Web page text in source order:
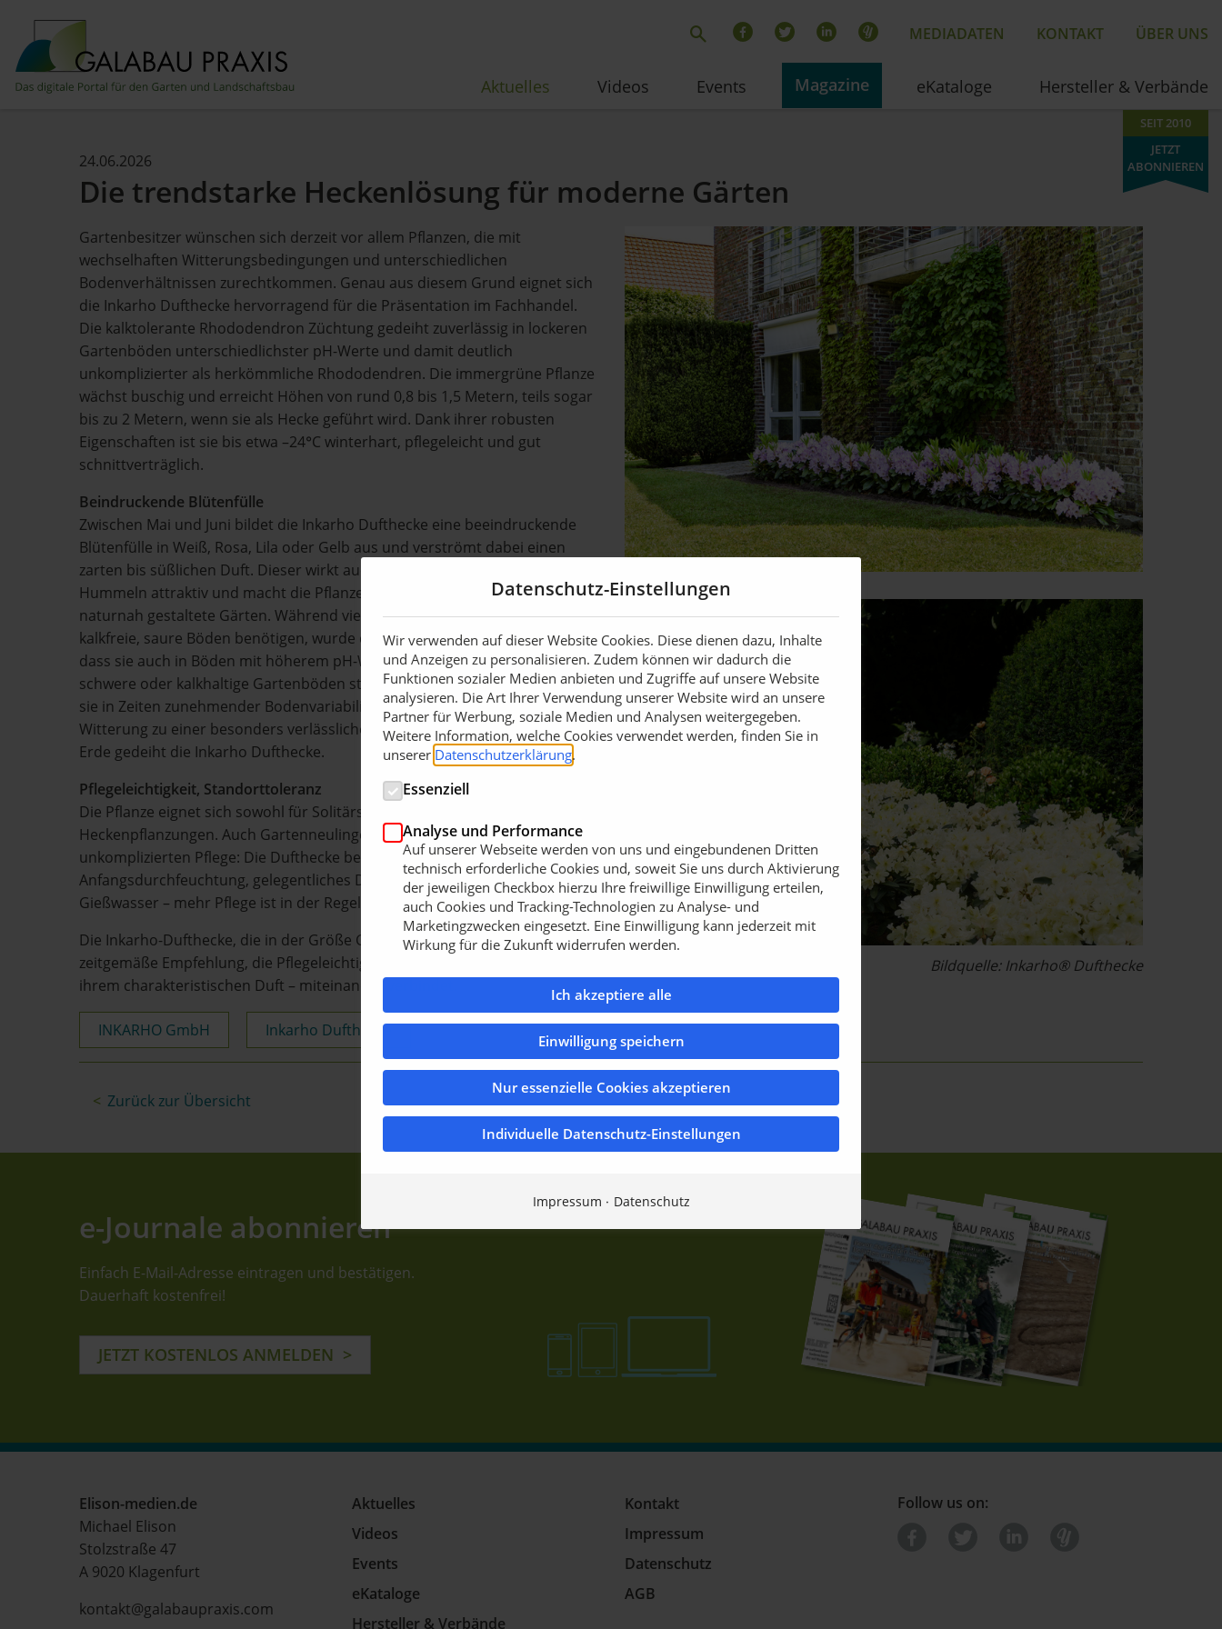
MEDIADATEN KONTAKT ÜBER UNS
Aktuelles Videos Events Magazine eKataloge Hersteller & Verbände
SEIT 2010
JETZT
ABONNIEREN
24.06.2026
Die trendstarke Heckenlösung für moderne Gärten
Gartenbesitzer wünschen sich derzeit vor allem Pflanzen, die mit
wechselhaften Witterungsbedingungen und unterschiedlichen
Bodenverhältnissen zurechtkommen. Genau aus diesem Grund eignet sich
die Inkarho Dufthecke hervorragend für die Präsentation im Fachhandel.
Die kalktolerante Rhododendron Züchtung gedeiht zuverlässig in lockeren
Gartenböden unterschiedlichster pH-Werte und damit deutlich
unkomplizierter als herkömmliche Rhododendren. Die immergrüne Pflanze
wächst buschig und erreicht Höhen von rund 0,8 bis 1,5 Metern, teils sogar
bis zu 2 Metern, wenn sie als Hecke geführt wird. Dank ihrer robusten
Eigenschaften ist sie bis etwa –24°C winterhart, pflegeleicht und gut
schnittverträglich.
Beindruckende Blütenfülle
Zwischen Mai und Juni bildet die Inkarho Dufthecke eine beeindruckende
Blütenfülle in Weiß, Rosa, Lila oder Gelb aus und verströmt dabei einen
zarten bis süßlichen Duft. Dieser wirkt auch auf Bestäuber wie Bienen und
Hummeln attraktiv und macht die Pflanze damit besonders interessant für
naturnah gestaltete Gärten. Während viele klassische Rhododendren
kalkfreie, saure Böden benötigen, wurde die Inkarho Dufthecke so veredelt,
dass sie auch in Böden mit höherem pH-Wert zuverlässig wächst. Selbst
schwere oder kalkhaltige Gartenböden stellen für sie kein Problem dar, was
sie in Zeiten zunehmender Bodenvariabilität und unvorhersehbarer
Witterung zu einer besonders verlässlichen Wahl macht. Auch in torffreier
Erde gedeiht die Inkarho Dufthecke.
Pflegeleichtigkeit, Standorttoleranz
Die Pflanze eignet sich sowohl für Solitärstandorte als auch für Kübel und
Heckenpflanzungen. Auch Gartenneulinge profitieren von ihrer
unkomplizierten Pflege: Die Dufthecke benötigt lediglich eine gute
Anfangsdurchfeuchtung, gelegentliches Düngen und bevorzugt kalkfreies
Gießwasser – mehr Pflege ist in der Regel nicht nötig.
Die Inkarho-Dufthecke, die in der Größe C5 erhältlich ist, ist eine starke,
zeitgemäße Empfehlung, die Pflegeleichtigkeit, Standorttoleranz und mit
ihrem charakteristischen Duft – miteinander verbindet.
Bildquelle: Inkarho® Dufthecke
INKARHO GmbH Inkarho Dufthecke
Zurück zur Übersicht
e-Journale abonnieren
Einfach E-Mail-Adresse eintragen und bestätigen.
Dauerhaft kostenfrei!
JETZT KOSTENLOS ANMELDEN
Elison-medien.de
Michael Elison
Stolzstraße 47
A 9020 Klagenfurt
kontakt@galabaupraxis.com
Aktuelles
Videos
Events
eKataloge
Hersteller & Verbände
Kontakt
Impressum
Datenschutz
AGB
Follow us on:
Datenschutz-Einstellungen
Wir verwenden auf dieser Website Cookies. Diese dienen dazu, Inhalte
und Anzeigen zu personalisieren. Zudem können wir dadurch die
Funktionen sozialer Medien anbieten und Zugriffe auf unsere Website
analysieren. Die Art Ihrer Verwendung unserer Website wird an unsere
Partner für Werbung, soziale Medien und Analysen weitergegeben.
Weitere Information, welche Cookies verwendet werden, finden Sie in
unserer Datenschutzerklärung.
Essenziell
Analyse und Performance
Auf unserer Webseite werden von uns und eingebundenen Dritten
technisch erforderliche Cookies und, soweit Sie uns durch Aktivierung
der jeweiligen Checkbox hierzu Ihre freiwillige Einwilligung erteilen,
auch Cookies und Tracking-Technologien zu Analyse- und
Marketingzwecken eingesetzt. Eine Einwilligung kann jederzeit mit
Wirkung für die Zukunft widerrufen werden.
Ich akzeptiere alle
Einwilligung speichern
Nur essenzielle Cookies akzeptieren
Individuelle Datenschutz-Einstellungen
Impressum Datenschutz